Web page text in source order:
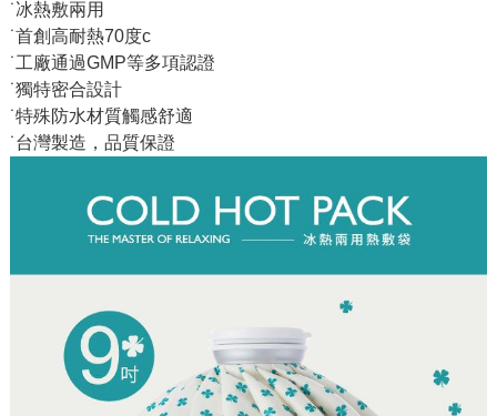
˙冰熱敷兩用
˙首創高耐熱70度c
˙工廠通過GMP等多項認證
˙獨特密合設計
˙特殊防水材質觸感舒適
˙台灣製造，品質保證